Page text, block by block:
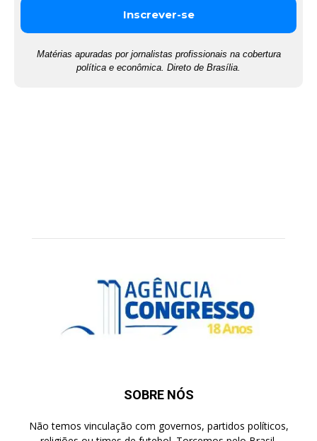
Matérias apuradas por jornalistas profissionais na cobertura
política e econômica. Direto de Brasília.
SOBRE NÓS
Não temos vinculação com governos, partidos políticos,